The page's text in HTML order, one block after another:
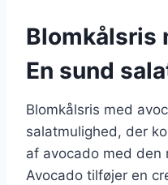
Blomkålsris
En sund
Blomkålsris med
salatmulighed, der
af avocado med den
Avocado tilføjer en